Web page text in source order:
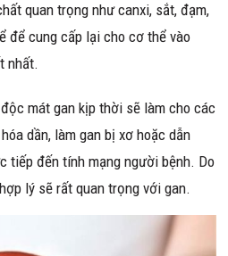
quan trọng như canxi, sắt, đạm,
để cung cấp lại cho cơ thể vào
nhất.
mát gan kịp thời sẽ làm cho các
dần, làm gan bị xơ hoặc dẫn
tiếp đến tính mạng người bệnh. Do
lý sẽ rất quan trọng với gan.